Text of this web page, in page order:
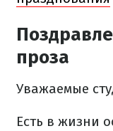
проза
Уважаемые
Есть в жизни